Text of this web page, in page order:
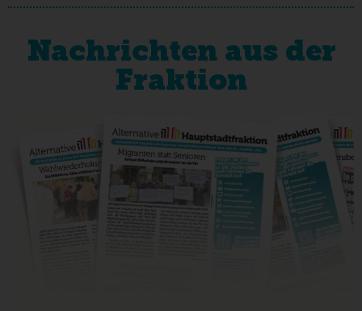
Nachrichten aus der
Fraktion